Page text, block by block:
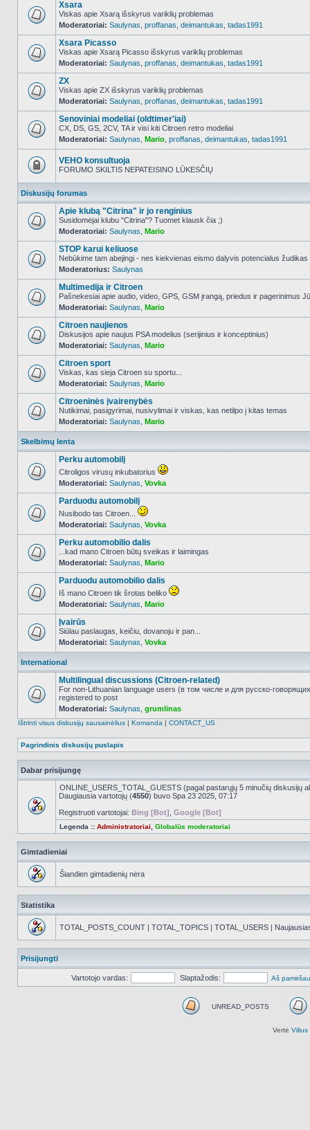
NO_UNREAD_POSTS
Xsara
Viskas apie Xsarą išskyrus variklių problemas
Moderatoriai: Saulynas proffanas deimantukas tadas1991
NO_UNREAD_POSTS
Xsara Picasso
Viskas apie Xsarą Picasso išskyrus variklių problemas
Moderatoriai: Saulynas proffanas deimantukas tadas1991
NO_UNREAD_POSTS
ZX
Viskas apie ZX išskyrus variklių problemas
Moderatoriai: Saulynas proffanas deimantukas tadas1991
NO_UNREAD_POSTS
Senoviniai modeliai (oldtimer'iai)
CX, DS, GS, 2CV, TA ir visi kiti Citroen retro modeliai
Moderatoriai: Saulynas Mario proffanas deimantukas tadas1991
užrakintas
VEHO konsultuoja
FORUMO SKILTIS NEPATEISINO LŪKESČIŲ
Diskusijų forumas
NO_UNREAD_POSTS
Apie klubą "Citrina" ir jo renginius
Susidomėjai klubu "Citrina"? Tuomet klausk čia ;)
Moderatoriai: Saulynas Mario
NO_UNREAD_POSTS
STOP karui keliuose
Nebūkime tam abejingi - nes kiekvienas eismo dalyvis potencialus žudikas
Moderatorius: Saulynas
NO_UNREAD_POSTS
Multimedija ir Citroen
Pašnekesiai apie audio, video, GPS, GSM įrangą, priedus ir pagerinimus
Moderatoriai: Saulynas Mario
NO_UNREAD_POSTS
Citroen naujienos
Diskusijos apie naujus PSA modelius (serijinius ir konceptinius)
Moderatoriai: Saulynas Mario
NO_UNREAD_POSTS
Citroen sport
Viskas, kas sieja Citroen su sportu...
Moderatoriai: Saulynas Mario
NO_UNREAD_POSTS
Citroeninės įvairenybės
Nutikimai, pasigyrimai, nusivylimai ir viskas, kas netilpo į kitas temas
Moderatoriai: Saulynas Mario
Skelbimų lenta
NO_UNREAD_POSTS
Perku automobilį
Citroligos virusų inkubatorius
Moderatoriai: Saulynas Vovka
NO_UNREAD_POSTS
Parduodu automobilį
Nusibodo tas Citroen...
Moderatoriai: Saulynas Vovka
NO_UNREAD_POSTS
Perku automobilio dalis
...kad mano Citroen būtų sveikas ir laimingas
Moderatoriai: Saulynas Mario
NO_UNREAD_POSTS
Parduodu automobilio dalis
Iš mano Citroen tik šrotas beliko
Moderatoriai: Saulynas Mario
NO_UNREAD_POSTS
Įvairūs
Siūlau paslaugas, keičiu, dovanoju ir pan...
Moderatoriai: Saulynas Vovka
International
NO_UNREAD_POSTS
Multilingual discussions (Citroen-related)
For non-Lithuanian language users (в том числе и для русско-
registered to post
Moderatoriai: Saulynas grumlinas
Ištrinti visus diskusijų sausainėlius | Komanda | CONTACT_US
Pagrindinis diskusijų puslapis
Dabar prisijungę
ONLINE_USERS_TOTAL_GUESTS (pagal pastarųjų 5 minučių diskusijų
Daugiausia vartotojų (4550) buvo Spa 23 2025, 07:17
Registruoti vartotojai: Bing [Bot] Google [Bot]
Legenda :: Administratoriai Globalūs moderatoriai
Gimtadieniai
Šiandien gimtadienių nėra
Statistika
TOTAL_POSTS_COUNT | TOTAL_TOPICS | TOTAL_USERS |
Prisijungti
Vartotojo vardas: Slaptažodis: Aš
UNREAD_POSTS
Vertė Vilius